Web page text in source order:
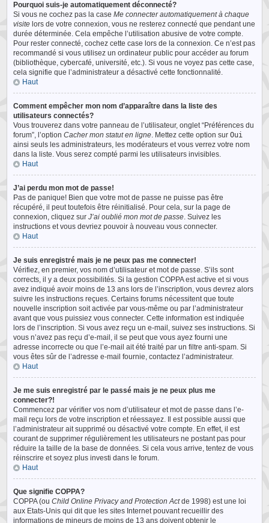
Pourquoi suis-je automatiquement déconnecté?
Si vous ne cochez pas la caseMe connecter automatiquement à chaque
visite lors de votre connexion, vous ne resterez connecté que pendant une
durée déterminée. Cela empêche l’utilisation abusive de votre compte.
Pour rester connecté, cochez cette case lors de la connexion. Ce n’est pas
recommandé si vous utilisez un ordinateur public pour accéder au forum
(bibliothèque, cybercafé, université, etc.). Si vous ne voyez pas cette case,
cela signifie que l’administrateur a désactivé cette fonctionnalité.
Haut
Comment empêcher mon nom d’apparaître dans la liste des
utilisateurs connectés?
Vous trouverez dans votre panneau de l’utilisateur, onglet “Préférences du
forum”, l’optionCacher mon statut en ligne. Mettez cette option surOui
ainsi seuls les administrateurs, les modérateurs et vous verrez votre nom
dans la liste. Vous serez compté parmi les utilisateurs invisibles.
Haut
J’ai perdu mon mot de passe!
Pas de panique! Bien que votre mot de passe ne puisse pas être
récupéré, il peut toutefois être réinitialisé. Pour cela, sur la page de
connexion, cliquez surJ’ai oublié mon mot de passe. Suivez les
instructions et vous devriez pouvoir à nouveau vous connecter.
Haut
Je suis enregistré mais je ne peux pas me connecter!
Vérifiez, en premier, vos nom d’utilisateur et mot de passe. S’ils sont
corrects, il y a deux possibilités. Si la gestion COPPA est active et si vous
avez indiqué avoir moins de 13 ans lors de l’inscription, vous devrez alors
suivre les instructions reçues. Certains forums nécessitent que toute
nouvelle inscription soit activée par vous-même ou par l’administrateur
avant que vous puissiez vous connecter. Cette information est indiquée
lors de l’inscription. Si vous avez reçu un e-mail, suivez ses instructions. Si
vous n’avez pas reçu d’e-mail, il se peut que vous ayez fourni une
adresse incorrecte ou que l’e-mail ait été traité par un filtre anti-spam. Si
vous êtes sûr de l’adresse e-mail fournie, contactez l’administrateur.
Haut
Je me suis enregistré par le passé mais je ne peux plus me
connecter?!
Commencez par vérifier vos nom d’utilisateur et mot de passe dans l’e-
mail reçu lors de votre inscription et réessayez. Il est possible aussi que
l’administrateur ait supprimé ou désactivé votre compte. En effet, il est
courant de supprimer régulièrement les utilisateurs ne postant pas pour
réduire la taille de la base de données. Si cela vous arrive, tentez de vous
réinscrire et soyez plus investi dans le forum.
Haut
Que signifie COPPA?
COPPA (ouChild Online Privacy and Protection Actde 1998) est une loi
aux Etats-Unis qui dit que les sites Internet pouvant recueillir des
informations de mineurs de moins de 13 ans doivent obtenir le